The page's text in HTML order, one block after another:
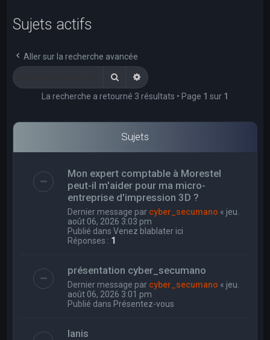
Sujets actifs
Aller sur la recherche avancée
RechercherRecherche avancée
La recherche a retourné 3 résultats • Page 1 sur 1
Sujets
Mon expert comptable à Morestel
peut-il m'aider pour ma micro-
entreprise d'impression 3D ?
Dernier message par cyber_secumano « jeu.
août 06, 2026 3:03 pm
Publié dansVenez blablater ici
Réponses : 1
présentation cyber_secumano
Dernier message par cyber_secumano « jeu.
août 06, 2026 3:01 pm
Publié dans Présentez-vous
Ianis